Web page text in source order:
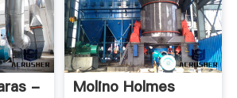
-
Molino Holmes